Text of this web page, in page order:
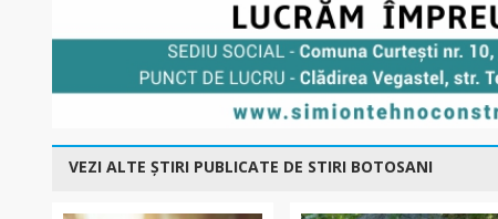
VEZI ALTE ȘTIRI PUBLICATE DE STIRI BOTOSANI